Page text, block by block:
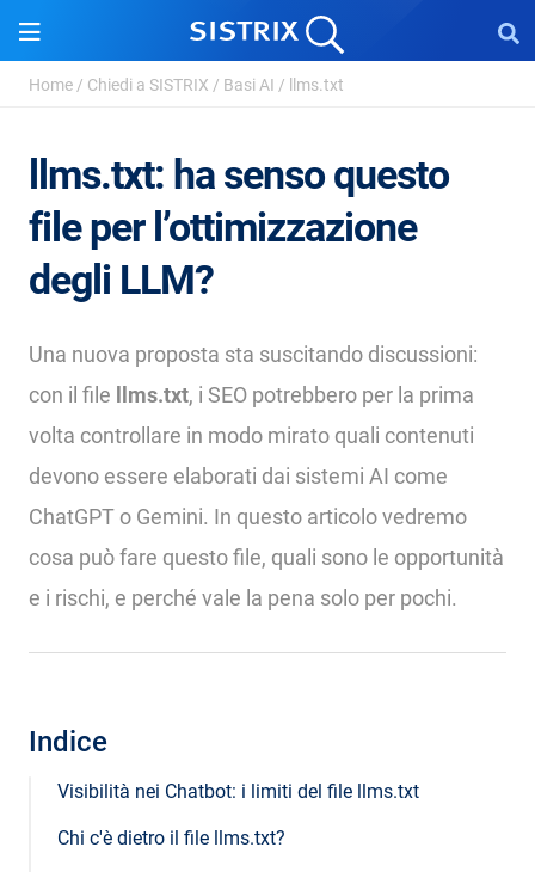
Home / Chiedi a SISTRIX / Basi AI / llms.txt
llms.txt: ha senso questo
file per l’ottimizzazione
degli LLM?
Una nuova proposta sta suscitando discussioni:
con il file
llms.txt, i SEO potrebbero per la prima
volta controllare in modo mirato quali contenuti
devono essere elaborati dai sistemi AI come
ChatGPT o Gemini. In questo articolo vedremo
cosa può fare questo file, quali sono le opportunità
e i rischi, e perché vale la pena solo per pochi.
Indice
Visibilità nei Chatbot: i limiti del file llms.txt
Chi c'è dietro il file llms.txt?